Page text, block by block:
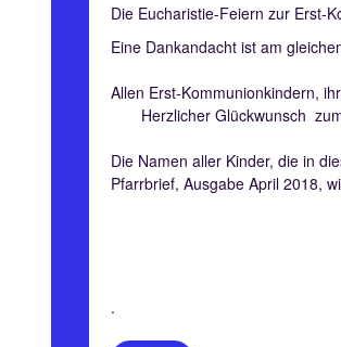
Die Eucharistie-Feiern zur Erst-
Eine Dankandacht ist am
Allen Erst-Kommunionkindern,
Herzlicher Glückwunsch
Die Namen aller Kinder, die in
Pfarrbrief, Ausgabe April 2018,
.